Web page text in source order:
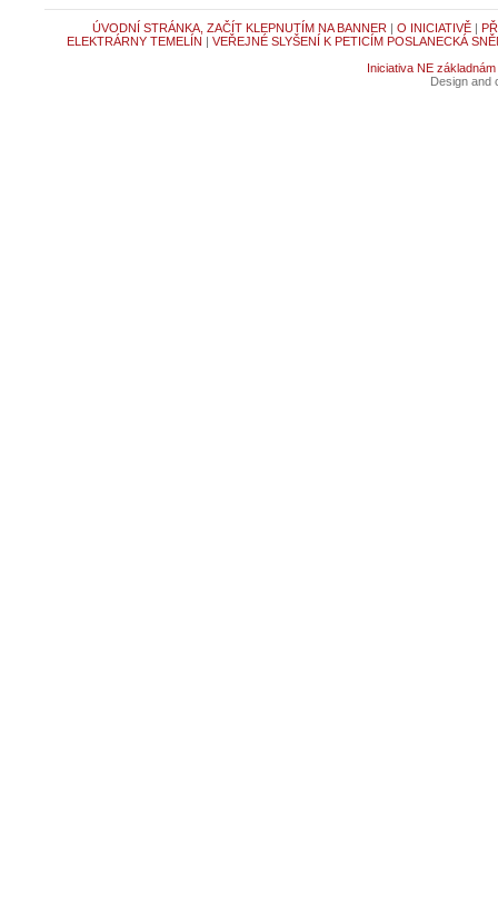
ÚVODNÍ STRÁNKA, ZAČÍT KLEPNUTÍM NA BANNER | O INICIATIVĚ|
ELEKTRÁRNY TEMELÍN | VEŘEJNÉ SLYŠENÍ K PETICÍM POSLANECKÁ
Iniciativa NE základnám
Design and